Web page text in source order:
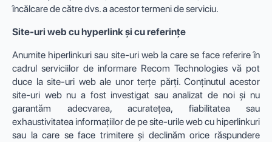
încălcare de către dvs. a acestor termeni de serviciu.
Site-uri web cu hyperlink și cu referințe
Anumite hiperlinkuri sau site-uri web la care se face referire în
cadrul serviciilor de informare Recom Technologies vă pot
duce la site-uri web ale unor terțe părți. Conținutul acestor
site-uri web nu a fost investigat sau analizat de noi și nu
garantăm adecvarea, acuratețea, fiabilitatea sau
exhaustivitatea informațiilor de pe site-urile web cu hiperlinkuri
sau la care se face trimitere și declinăm orice răspundere